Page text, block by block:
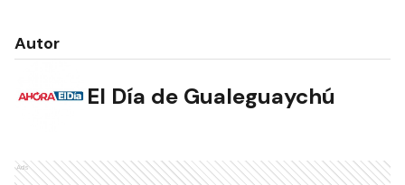
Autor
El Día de Gualeguaychú
Ads